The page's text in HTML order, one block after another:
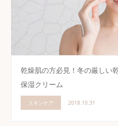
乾燥肌の方必見！冬の厳しい
保湿クリーム
スキンケア 2018.10.31